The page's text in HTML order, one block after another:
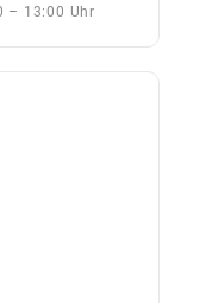
– 13:00 Uhr